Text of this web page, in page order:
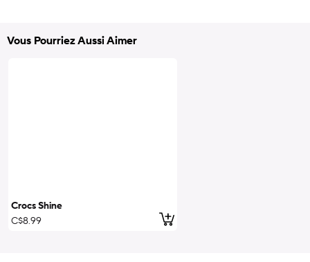
Vous Pourriez Aussi Aimer
Crocs Shine
C$8.99
ajouter au panier